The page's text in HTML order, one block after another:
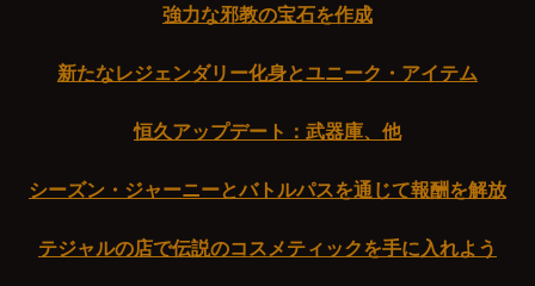
強力な邪教の宝石を作成
新たなレジェンダリー化身とユニーク・アイテム
恒久アップデート：武器庫、他
シーズン・ジャーニーとバトルパスを通じて報酬を解放
テジャルの店で伝説のコスメティックを手に入れよう